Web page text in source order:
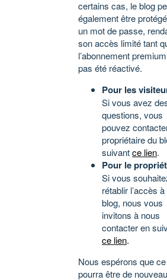
certains cas, le blog
également être
un mot de passe,
son accès limité tant
l’abonnement premium
pas été réactivé.
Pour les
Si vous avez
questions, vous
pouvez
propriétaire du
suivantce lien.
Pour le
Si vous
rétablir l’accès
blog, nous vous
invitons à nous
contacter en
ce lien.
Nous espérons que
pourra être de nouveau